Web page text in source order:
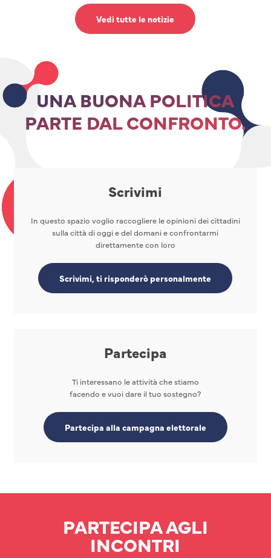
Vedi tutte le notizie
UNA BUONA POLITICA
PARTE DAL CONFRONTO.
Scrivimi
In questo spazio voglio raccogliere le opinioni dei cittadini
sulla città di oggi e del domani e confrontarmi
direttamente con loro
Scrivimi, ti risponderò personalmente
Partecipa
Ti interessano le attività che stiamo
facendo e vuoi dare il tuo sostegno?
Partecipa alla campagna elettorale
PARTECIPA AGLI
INCONTRI